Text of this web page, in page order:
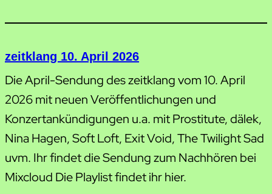
zeitklang 10. April 2026
Die April-Sendung des zeitklang vom 10. April
2026 mit neuen Veröffentlichungen und
Konzertankündigungen u.a. mit Prostitute, dälek,
Nina Hagen, Soft Loft, Exit Void, The Twilight Sad
uvm. Ihr findet die Sendung zum Nachhören bei
Mixcloud Die Playlist findet ihr hier.